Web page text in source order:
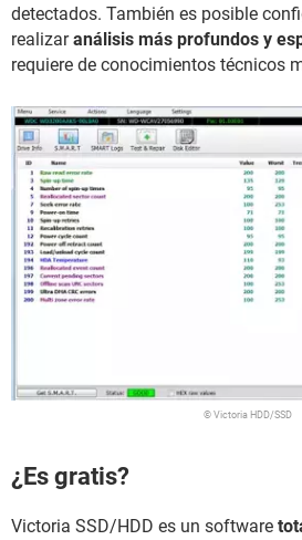
detectados. También es posible
realizaranálisis más profundos y
requiere de conocimientos técnicos
© Victoria HDD/SSD
¿Es gratis?
Victoria SSD/HDD es un software